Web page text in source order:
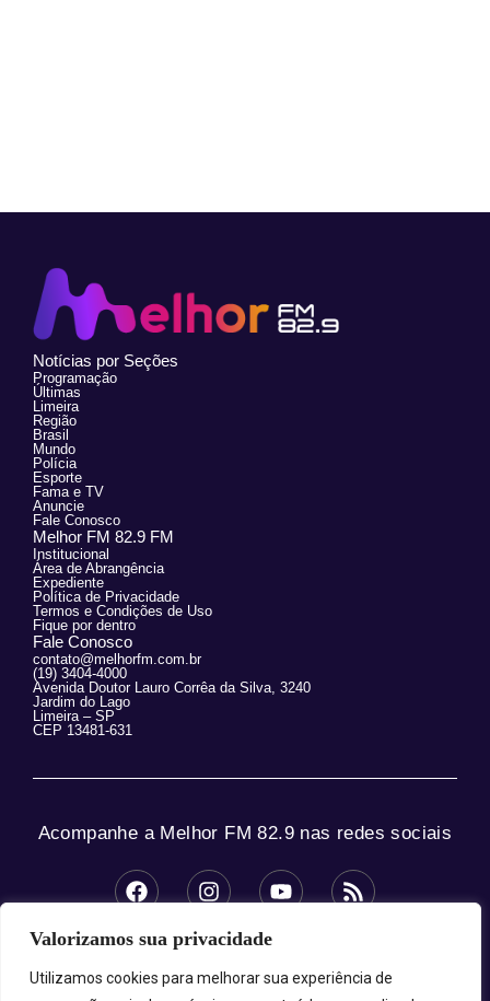
Valorizamos sua privacidade
Utilizamos cookies para melhorar sua experiência de
Notícias por Seções
Programação
Últimas
Limeira
Região
Brasil
Mundo
Polícia
Esporte
Fama e TV
Anuncie
Fale Conosco
Melhor FM 82.9 FM
Institucional
Área de Abrangência
Expediente
Política de Privacidade
Termos e Condições de Uso
Fique por dentro
Fale Conosco
contato@melhorfm.com.br
(19) 3404-4000
Avenida Doutor Lauro Corrêa da Silva, 3240
Jardim do Lago
Limeira – SP
CEP 13481-631
Acompanhe a Melhor FM 82.9 nas redes sociais
© 2025 Melhor FM 82.9 – Todos os direitos
reservados.